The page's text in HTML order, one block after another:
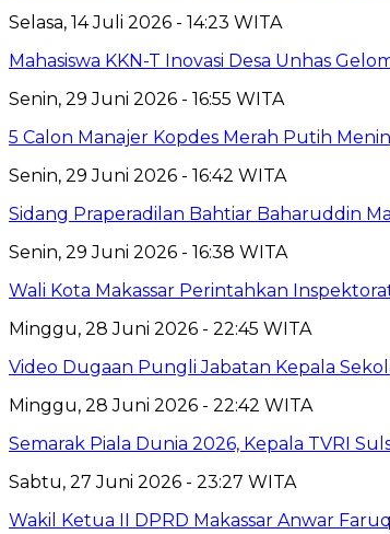
Selasa, 14 Juli 2026 - 14:23 WITA
Mahasiswa KKN-T Inovasi Desa Unhas
Senin, 29 Juni 2026 - 16:55 WITA
5 Calon Manajer Kopdes Merah Putih
Senin, 29 Juni 2026 - 16:42 WITA
Sidang Praperadilan Bahtiar Baharuddin
Senin, 29 Juni 2026 - 16:38 WITA
Wali Kota Makassar Perintahkan
Minggu, 28 Juni 2026 - 22:45 WITA
Video Dugaan Pungli Jabatan Kepala
Minggu, 28 Juni 2026 - 22:42 WITA
Semarak Piala Dunia 2026, Kepala TVRI
Sabtu, 27 Juni 2026 - 23:27 WITA
Wakil Ketua II DPRD Makassar Anwar